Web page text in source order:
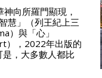
向所羅門顯現，
慧」（列王紀上三
）與「心」
），2022年出版的
，大多數人都比